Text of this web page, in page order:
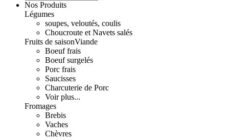
Nos Produits
Légumes
soupes, veloutés, coulis
Choucroute et Navets salés
Fruits de saisonViande
Boeuf frais
Boeuf surgelés
Porc frais
Saucisses
Charcuterie de Porc
Voir plus...
Fromages
Brebis
Vaches
Chèvres